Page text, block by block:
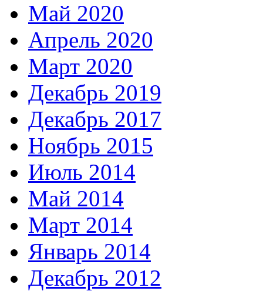
Май 2020
Апрель 2020
Март 2020
Декабрь 2019
Декабрь 2017
Ноябрь 2015
Июль 2014
Май 2014
Март 2014
Январь 2014
Декабрь 2012